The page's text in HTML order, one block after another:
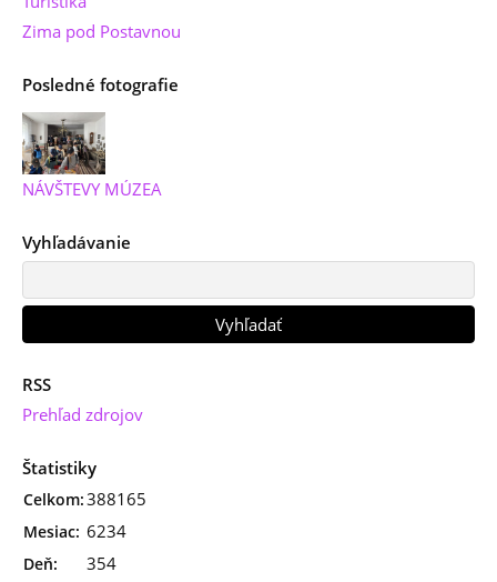
Zima pod Postavnou
Posledné fotografie
NÁVŠTEVY MÚZEA
Vyhľadávanie
RSS
Prehľad zdrojov
Štatistiky
Celkom:388165
Mesiac: 6234
Deň: 354